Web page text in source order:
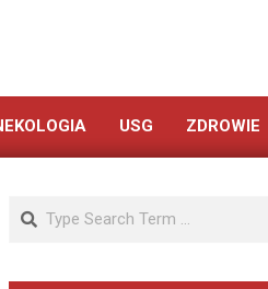
USG ZDROWIE
Search